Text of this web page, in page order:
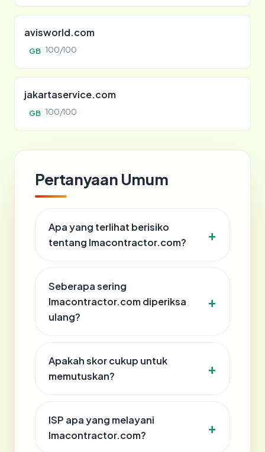
avisworld.com
GB 100/100
jakartaservice.com
GB 100/100
Pertanyaan Umum
Apa yang terlihat berisiko
tentang lmacontractor.com?
Seberapa sering
lmacontractor.com diperiksa
ulang?
Apakah skor cukup untuk
memutuskan?
ISP apa yang melayani
lmacontractor.com?